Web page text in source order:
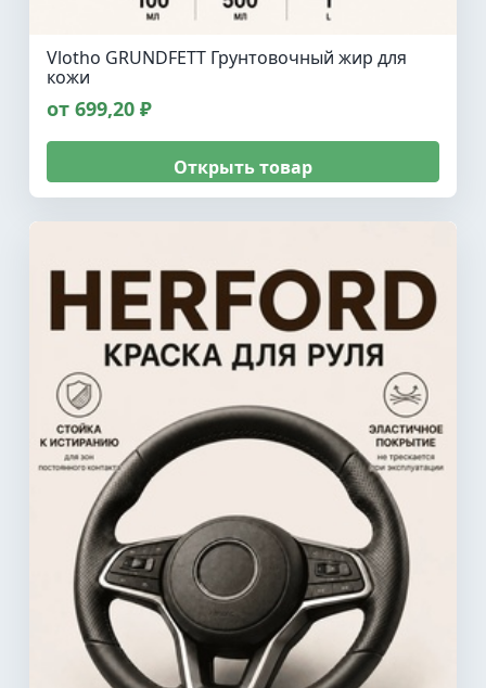
Vlotho GRUNDFETT Грунтовочный жир для
кожи
от 699,20 ₽
Открыть товар